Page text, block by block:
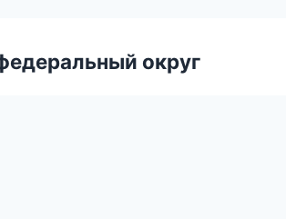
округ